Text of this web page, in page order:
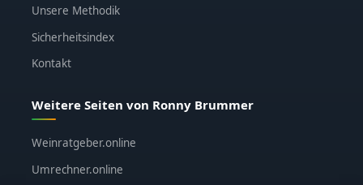
Unsere Methodik
Sicherheitsindex
Kontakt
Weitere Seiten von Ronny Brummer
Weinratgeber.online
Umrechner.online